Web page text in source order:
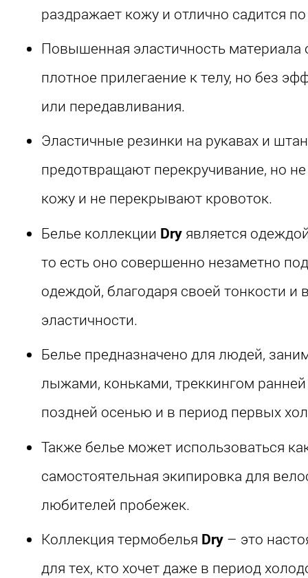
раздражает кожу и отлично садится
Повышенная эластичность материала
плотное прилегаение к телу, но без
или передавливания.
Эластичные резинки на рукавах и
предотвращают перекручивание, но
кожу и не перекрывают кровоток.
Белье коллекции Dry является
то есть оно совершенно незаметно
одеждой, благодаря своей тонкости и
эластичности.
Белье предназначено для людей,
лыжами, коньками, треккингом
поздней осенью и в период первых
Также белье может использоваться
самостоятельная экипировка для
любителей пробежек.
Коллекция термобелья Dry – это
для тех, кто хочет даже в период